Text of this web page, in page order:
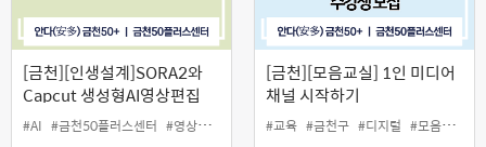
[금천][인생설계]SORA2와
Capcut 생성형AI영상편집
#AI #금천50플러스센터 #영상편집 #중장년
[금천][모음교실] 1인 미디어
채널 시작하기
#교육 #금천구 #디지털 #모음교실